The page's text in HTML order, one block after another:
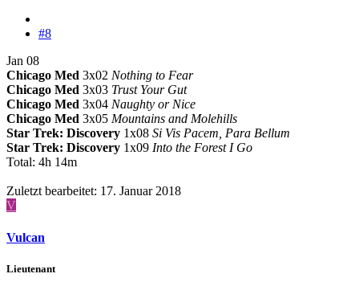
#8
Jan 08
Chicago Med 3x02 Nothing to Fear
Chicago Med 3x03 Trust Your Gut
Chicago Med 3x04 Naughty or Nice
Chicago Med 3x05 Mountains and Molehills
Star Trek: Discovery 1x08 Si Vis Pacem, Para Bellum
Star Trek: Discovery 1x09 Into the Forest I Go
Total: 4h 14m
Zuletzt bearbeitet: 17. Januar 2018
V
Vulcan
Lieutenant